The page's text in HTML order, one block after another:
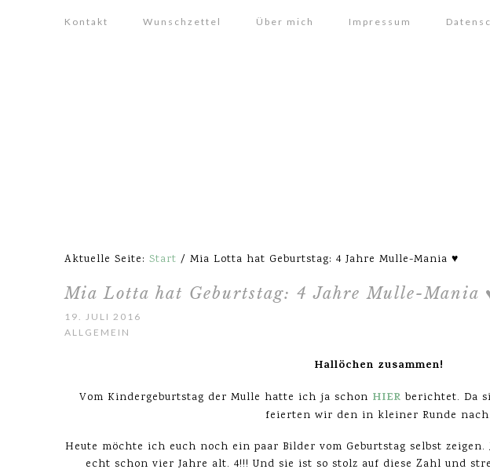
Kontakt Wunschzettel Über mich Impressum
Aktuelle Seite: Start / Mia Lotta hat Geburtstag: 4 Jahre Mulle-Mania ♥
Mia Lotta hat Geburtstag: 4 Jahre Mulle-Mania
19. JULI 2016
ALLGEMEIN
Hallöchen zusammen!
Vom Kindergeburtstag der Mulle hatte ich ja schon HIER berichtet. Da
feierten wir den in kleiner Runde nach.
Heute möchte ich euch noch ein paar Bilder vom Geburtstag selbst
echt schon vier Jahre alt. 4!!! Und sie ist so stolz auf diese Zahl und